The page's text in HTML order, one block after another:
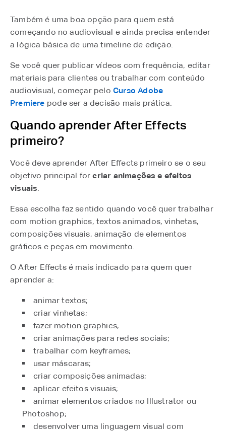
Também é uma boa opção para quem está
começando no audiovisual e ainda precisa entender
a lógica básica de uma timeline de edição.
Se você quer publicar vídeos com frequência, editar
materiais para clientes ou trabalhar com conteúdo
audiovisual, começar pelo Curso Adobe
Premiere ⁠ pode ser a decisão mais prática.
Quando aprender After Effects
primeiro?
Você deve aprender After Effects primeiro se o seu
objetivo principal forcriar animações e efeitos
visuais.
Essa escolha faz sentido quando você quer trabalhar
com motion graphics, textos animados, vinhetas,
composições visuais, animação de elementos
gráficos e peças em movimento.
O After Effects é mais indicado para quem quer
aprender a:
animar textos;
criar vinhetas;
fazer motion graphics;
criar animações para redes sociais;
trabalhar com keyframes;
usar máscaras;
criar composições animadas;
aplicar efeitos visuais;
animar elementos criados no Illustrator ou
Photoshop;
desenvolver uma linguagem visual com